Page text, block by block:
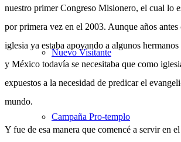
Nuevo Visitante
Campaña Pro-templo
nuestro primer Congreso Misionero, el cual lo
por primera vez en el 2003. Aunque años antes
iglesia ya estaba apoyando a algunos
y México todavía se necesitaba que como
expuestos a la necesidad de predicar el
mundo.
Y fue de esa manera que comencé a servir en